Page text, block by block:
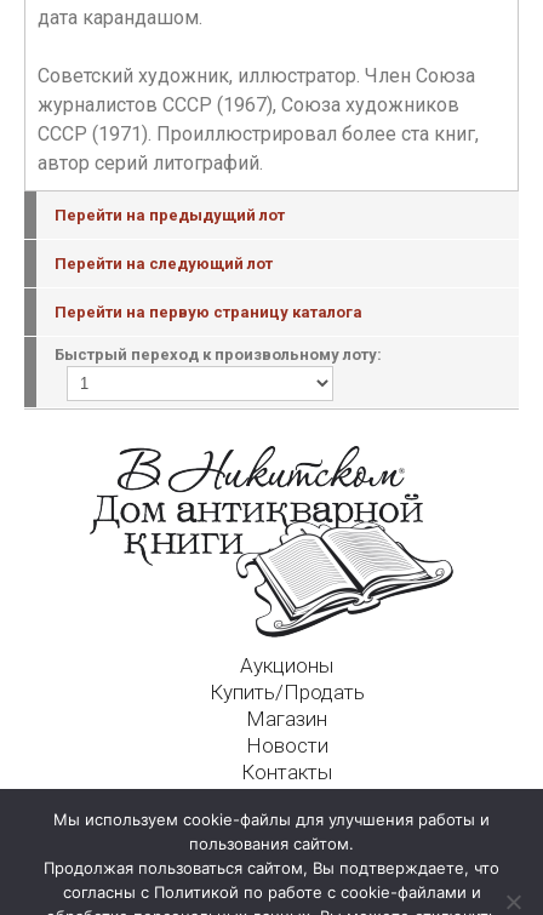
дата карандашом.
Советский художник, иллюстратор. Член Союза
журналистов СССР (1967), Союза художников
СССР (1971). Проиллюстрировал более ста книг,
автор серий литографий.
Перейти на предыдущий лот
Перейти на следующий лот
Перейти на первую страницу каталога
Быстрый переход к произвольному лоту:
Аукционы
Купить/Продать
Магазин
Новости
Контакты
125009, г. Москва, Никитский пер., д. 4а, стр. 1
Мы используем cookie-файлы для улучшения работы и
пользования сайтом.
Продолжая пользоваться сайтом, Вы подтверждаете, что
согласны с Политикой по работе с cookie-файлами и